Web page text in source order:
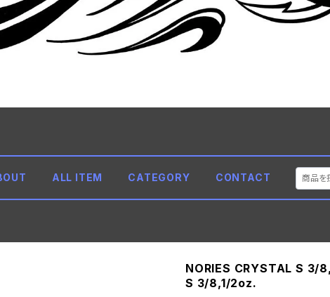
ALL ITEM CATEGORY CONTACT
NORIES CRYSTAL S 3/
S 3/8,1/2oz.